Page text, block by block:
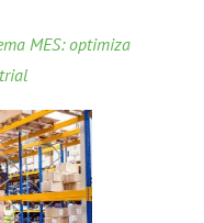
MES: optimiza